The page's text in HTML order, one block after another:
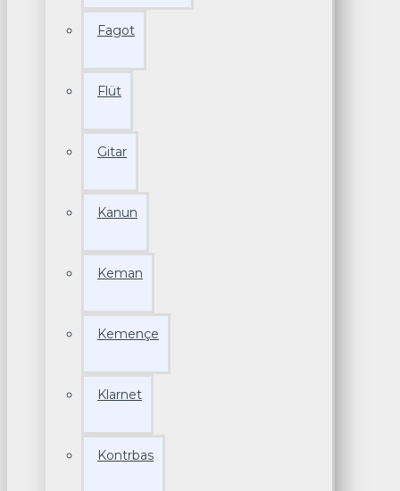
Fagot
Flüt
Gitar
Kanun
Keman
Kemençe
Klarnet
Kontrbas